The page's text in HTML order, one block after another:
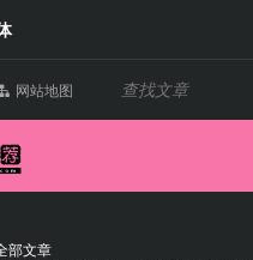
网站地图
部文章